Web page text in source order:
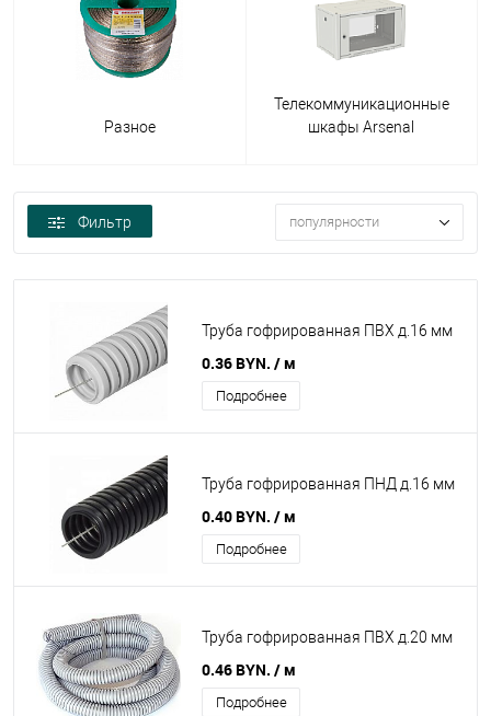
Разное
Телекоммуникационные
шкафы Arsenal
Фильтр популярности
Труба гофрированная ПВХ д.16 мм
0.36 BYN. / м
Подробнее
Труба гофрированная ПНД д.16 мм
0.40 BYN. / м
Подробнее
Труба гофрированная ПВХ д.20 мм
0.46 BYN. / м
Подробнее